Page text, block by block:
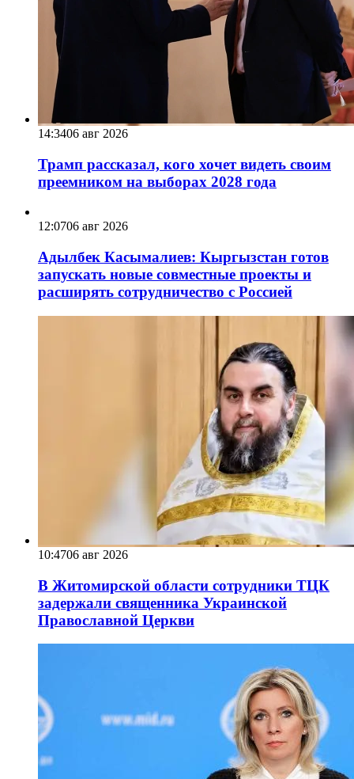
14:3406 авг 2026
Трамп рассказал, кого хочет видеть своим
преемником на выборах 2028 года
12:0706 авг 2026
Адылбек Касымалиев: Кыргызстан готов
запускать новые совместные проекты и
расширять сотрудничество с Россией
10:4706 авг 2026
В Житомирской области сотрудники ТЦК
задержали священника Украинской
Православной Церкви